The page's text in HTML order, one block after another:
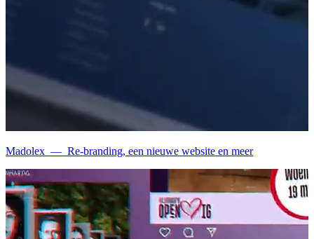
Madolex — Re-branding, een nieuwe website en meer